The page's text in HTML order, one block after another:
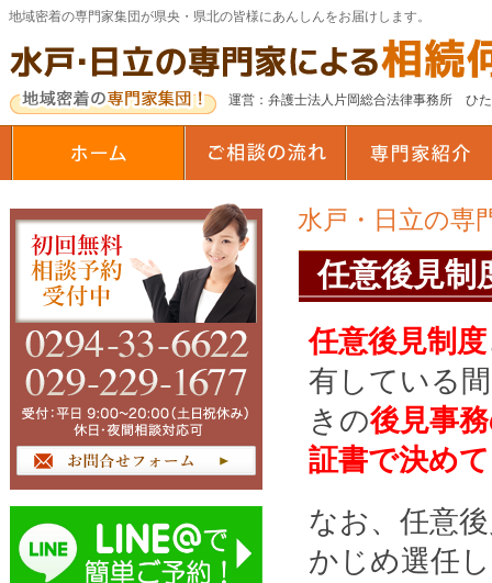
地域密着の専門家集団が県央・県北の皆様にあんしんをお届けします。
運営：弁護士法人片岡総合法律事務所 ひ
水戸・日立の専
任意後見制
任意後見制度
有している
きの後見事
証書で決め
なお、任意
かじめ選任